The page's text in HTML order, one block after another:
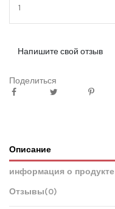
Напишите свой отзыв
Поделиться
Описание
информация о продукте
Отзывы(0)